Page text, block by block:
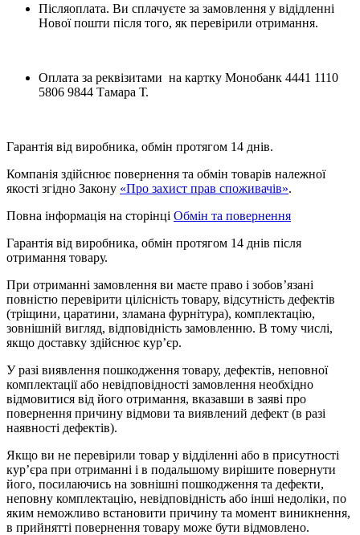
Післяоплата. Ви сплачуєте за замовлення у відідленні
Нової пошти після того, як перевірили отримання.
Оплата за реквізитами на картку Монобанк 4441 1110
5806 9844 Тамара Т.
Гарантія від виробника, обмін протягом 14 днів.
Компанія здійснює повернення та обмін товарів належної
якості згідно Закону «Про захист прав споживачів».
Повна інформація на сторінці Обмін та повернення
Гарантія від виробника, обмін протягом 14 днів після
отримання товару.
При отриманні замовлення ви маєте право і зобов’язані
повністю перевірити цілісність товару, відсутність дефектів
(тріщини, царатини, зламана фурнітура), комплектацію,
зовнішній вигляд, відповідність замовленню. В тому числі,
якщо доставку здійснює кур’єр.
У разі виявлення пошкодження товару, дефектів, неповної
комплектації або невідповідності замовлення необхідно
відмовитися від його отримання, вказавши в заяві про
повернення причину відмови та виявлений дефект (в разі
наявності дефектів).
Якщо ви не перевірили товар у відділенні або в присутності
кур’єра при отриманні і в подальшому вирішите повернути
його, посилаючись на зовнішні пошкодження та дефекти,
неповну комплектацію, невідповідність або інші недоліки, по
яким неможливо встановити причину та момент виникнення,
в прийнятті повернення товару може бути відмовлено.